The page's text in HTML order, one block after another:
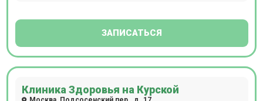
ЗАПИСАТЬСЯ
Клиника Здоровья на Курской